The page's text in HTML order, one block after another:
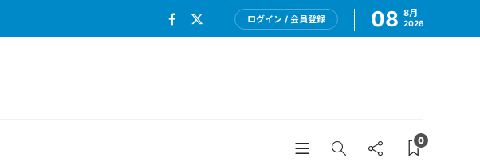
ログイン / 会員登録 08 8月
2026
0